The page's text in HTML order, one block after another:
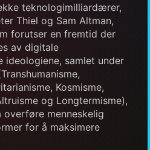
teknologimilliardærer,
Thiel og Sam Altman,
forutser en fremtid der
av digitale
ideologiene, samlet under
Kosmisme,
og Longtermisme),
menneskelig
for å maksimere